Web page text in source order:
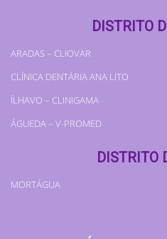
DISTRITO
ARADAS – CLIOVAR
CLÍNICA DENTÁRIA ANA LITO
ÍLHAVO – CLINIGAMA
ÁGUEDA – V-PROMED
DISTRITO
MORTÁGUA